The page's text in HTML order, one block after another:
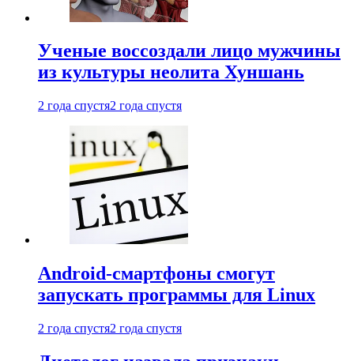
Ученые воссоздали лицо мужчины
из культуры неолита Хуншань
2 года спустя2 года спустя
Android-смартфоны смогут
запускать программы для Linux
2 года спустя2 года спустя